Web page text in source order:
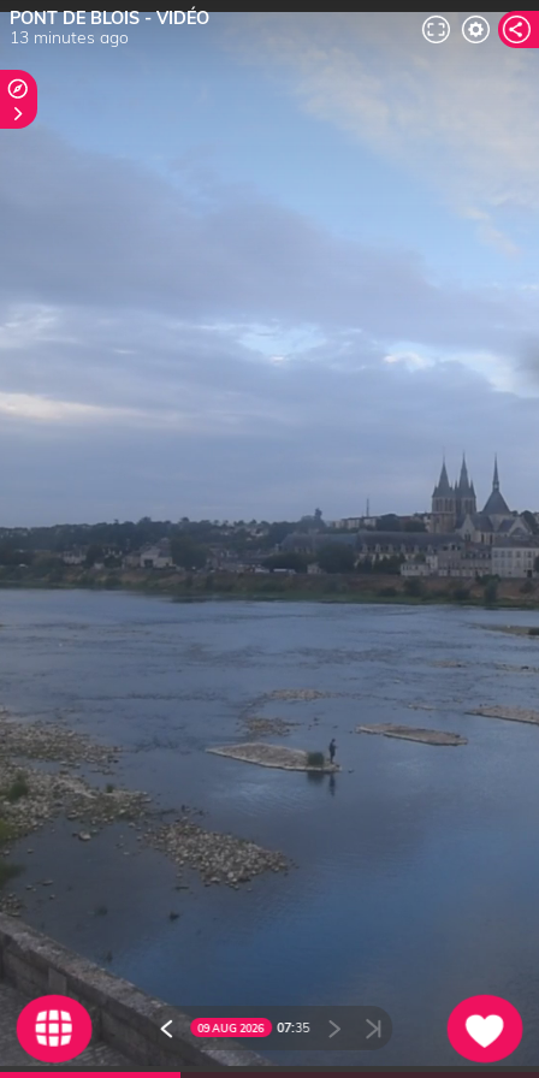
PONT DE BLOIS - VIDÉO
13 minutes ago
09 AUG 2026 07:35